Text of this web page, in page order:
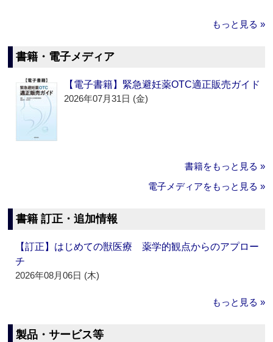
もっと見る »
書籍・電子メディア
【電子書籍】緊急避妊薬OTC適正販売ガイド
2026年07月31日 (金)
書籍をもっと見る »
電子メディアをもっと見る »
書籍 訂正・追加情報
【訂正】はじめての獣医療 薬学的観点からのアプロー
チ
2026年08月06日 (木)
もっと見る »
製品・サービス等